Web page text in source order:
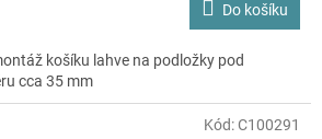
Do košíku
košíku lahve na podložky pod
cca 35 mm
Kód:C100291